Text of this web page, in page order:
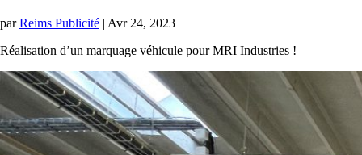
parReims Publicité | Avr 24, 2023
Réalisation d’un marquage véhicule pour MRI Industries !